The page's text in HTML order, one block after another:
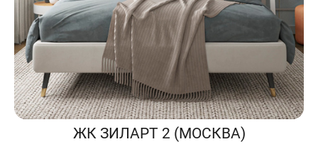
ЖК ЗИЛАРТ 2 (МОСКВА)